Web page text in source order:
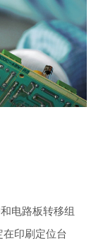
电路板转移组
印刷定位台